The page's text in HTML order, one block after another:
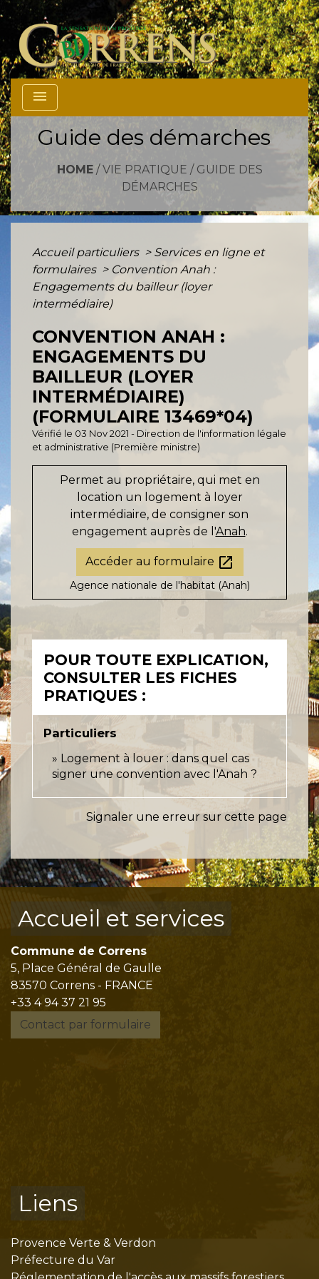
menu
Guide des démarches
HOME/ VIE PRATIQUE / GUIDE DES
DÉMARCHES
Accueil particuliers > Services en ligne et
formulaires > Convention Anah :
Engagements du bailleur (loyer
intermédiaire)
CONVENTION ANAH :
ENGAGEMENTS DU
BAILLEUR (LOYER
INTERMÉDIAIRE)
(FORMULAIRE 13469*04)
Vérifié le 03 Nov 2021 - Direction de l'information légale
et administrative (Première ministre)
Permet au propriétaire, qui met en
location un logement à loyer
intermédiaire, de consigner son
engagement auprès de l'Anah.
Accéder au formulaire open_in_new
Agence nationale de l'habitat (Anah)
POUR TOUTE EXPLICATION,
CONSULTER LES FICHES
PRATIQUES :
Particuliers
Logement à louer : dans quel cas
signer une convention avec l'Anah ?
Signaler une erreur sur cette page
Accueil et services
Commune de Correns
5, Place Général de Gaulle
83570 Correns - FRANCE
+33 4 94 37 21 95
Contact par formulaire
Liens
Provence Verte & Verdon
Préfecture du Var